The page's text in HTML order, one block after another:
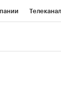
Телеканал